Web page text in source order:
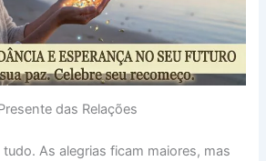
das Relações
As alegrias ficam maiores, mas